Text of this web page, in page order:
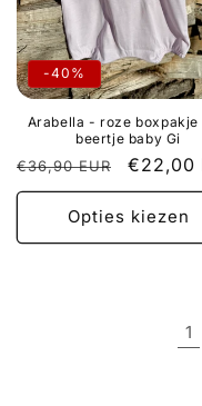
-40%
Arabella - roze boxpakje
beertje baby Gi
Normale
prijs
€36,90 EUR €22,00
Opties kiezen
1